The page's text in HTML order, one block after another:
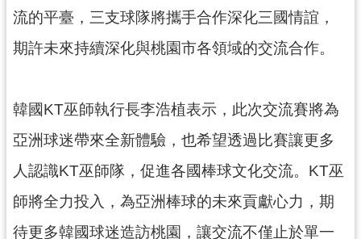
政
府
網
料
開
宣
告
流的平臺，三支球隊將攜手合作深化三國情誼，
期許未來持續深化與桃園市各領域的交流合作。
韓國KT巫師執行長李浩植表示，此次交流賽將為
亞洲球迷帶來全新體驗，也希望透過比賽讓更多
人認識KT巫師隊，促進各國棒球文化交流。KT巫
師將全力投入，為亞洲棒球的未來貢獻心力，期
待更多韓國球迷造訪桃園，讓交流不僅止於單一